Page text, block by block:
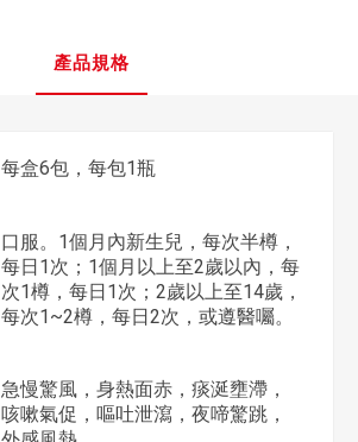
產品規格
每盒6包，每包1瓶
口服。1個月內新生兒，每次半樽，
每日1次；1個月以上至2歲以內，每
次1樽，每日1次；2歲以上至14歲，
每次1~2樽，每日2次，或遵醫囑。
急慢驚風，身熱面赤，痰涎壅滯，
咳嗽氣促，嘔吐泄瀉，夜啼驚跳，